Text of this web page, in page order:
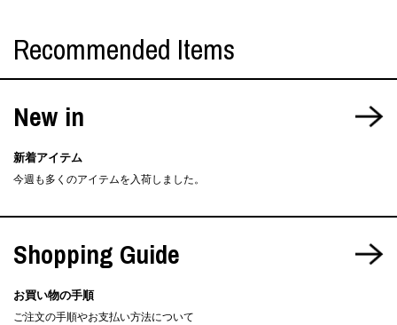
Recommended Items
New in
新着アイテム
今週も多くのアイテムを入荷しました。
Shopping Guide
お買い物の手順
ご注文の手順やお支払い方法について